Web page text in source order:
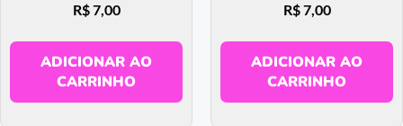
R$7,00
ADICIONAR AO
CARRINHO
R$7,00
ADICIONAR AO
CARRINHO